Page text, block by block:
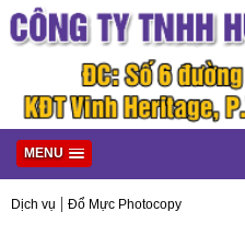
MENU
Dịch vụ | Đổ Mực Photocopy